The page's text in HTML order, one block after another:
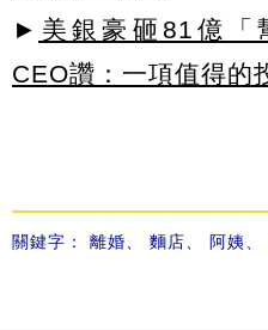
► 美銀豪砸81億「
CEO讚：一項值得的
關鍵字： 離婚 麵店 阿姨